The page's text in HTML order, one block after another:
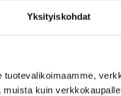
Yksityiskohdat
kuin